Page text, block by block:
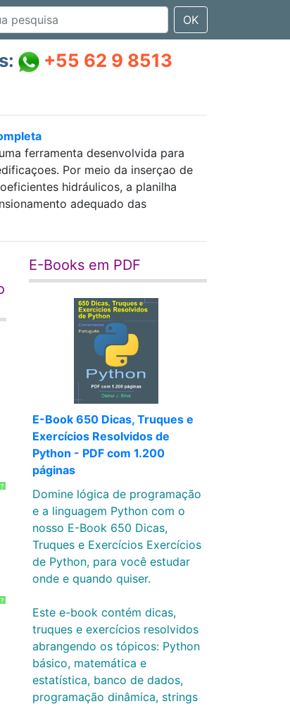
OK
+55 62 9 8513
ferramenta desenvolvida para
Por meio da inserçao de
hidráulicos, a planilha
adequado das
?
?
E-Books em PDF
E-Book 650 Dicas, Truques e
Exercícios Resolvidos de
Python - PDF com 1.200
páginas
Domine lógica de programação
e a linguagem Python com o
nosso E-Book 650 Dicas,
Truques e Exercícios Exercícios
de Python, para você estudar
onde e quando quiser.
Este e-book contém dicas,
truques e exercícios resolvidos
abrangendo os tópicos: Python
básico, matemática e
estatística, banco de dados,
programação dinâmica, strings